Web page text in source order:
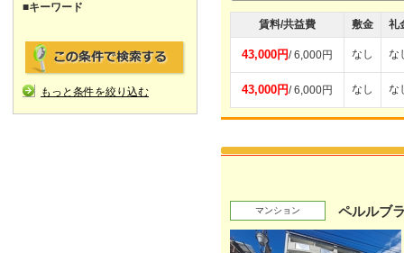
■キーワード
もっと条件を絞り込む
賃料/共益費 敷金 礼
43,000円/ 6,000円 なし な
43,000円/ 6,000円 なし な
マンション ペルルブ